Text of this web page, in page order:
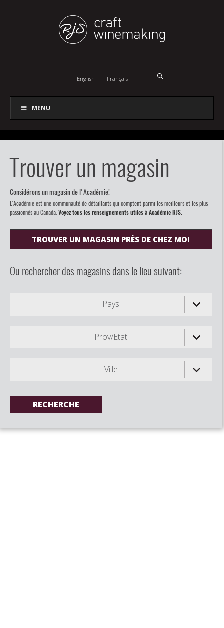
English Français
MENU
Trouver un magasin
Considérons un magasin de l'Académie!
L’Académie est une communauté de détaillants qui comptent parmi les meilleurs et les plus
passionnés au Canada. Voyez tous les renseignements utiles à Académie RJS.
TROUVER UN MAGASIN PRÈS DE CHEZ MOI
Ou rechercher des magasins dans le lieu suivant:
Pays
Prov/Etat
Ville